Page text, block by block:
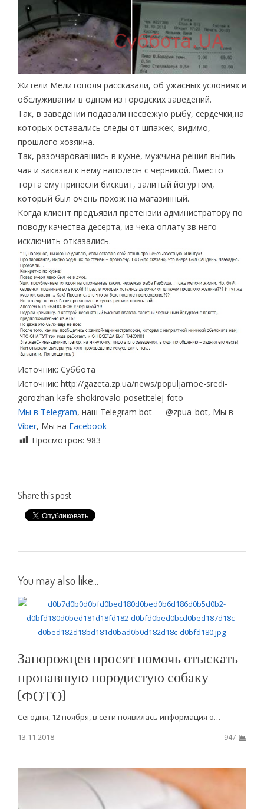
Жители Мелитополя рассказали, об ужасных условиях и
обслуживании в одном из городских заведений.
Так, в заведении подавали несвежую рыбу, сердечки,на
которых оставались следы от шпажек, видимо,
прошлого хозяина.
Так, разочаровавшись в кухне, мужчина решил выпиь
чая и заказал к нему наполеон с черникой. Вместо
торта ему принесли бисквит, залитый йогуртом,
который был очень похож на магазинный.
Когда клиент предъявил претензии администратору по
поводу качества десерта, из чека оплату зв него
исключить отказались.
Источник: Суббота
Источник: http://gazeta.zp.ua/news/populjarnoe-sredi-
gorozhan-kafe-shokirovalo-posetitelej-foto
Мы в Telegram, наш Telegram bot — @zpua_bot, Мы в
Viber, Мы на Facebook
Просмотров: 983
Share this post
You may also like...
Запорожцев просят помочь отыскать
пропавшую породистую собаку
(ФОТО)
Сегодня, 12 ноября, в сети появилась информация о…
13.11.2018
947